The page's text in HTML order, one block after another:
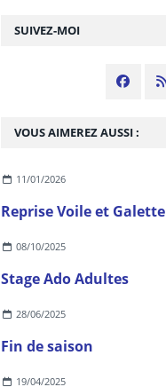
SUIVEZ-MOI
VOUS AIMEREZ AUSSI :
11/01/2026
Reprise Voile et Galette
08/10/2025
Stage Ado Adultes
28/06/2025
Fin de saison
19/04/2025